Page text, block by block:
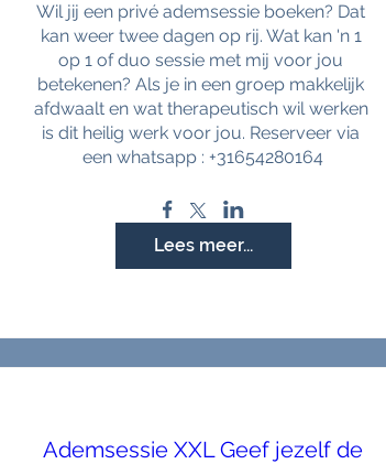
Wil jij een privé ademsessie boeken? Dat
kan weer twee dagen op rij. Wat kan 'n 1
op 1 of duo sessie met mij voor jou
betekenen? Als je in een groep makkelijk
afdwaalt en wat therapeutisch wil werken
is dit heilig werk voor jou. Reserveer via
een whatsapp : +31654280164
Lees meer...
Ademsessie XXL Geef jezelf de